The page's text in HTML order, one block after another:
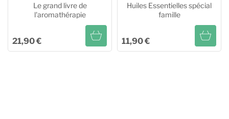
Le grand livre de
l'aromathérapie
21,90 €
Huiles Essentielles spécial
famille
11,90 €